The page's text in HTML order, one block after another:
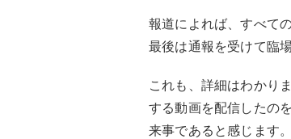
報道によれば、すべて
最後は通報を受けて臨
これも、詳細はわかり
する動画を配信したの
来事であると感じます。